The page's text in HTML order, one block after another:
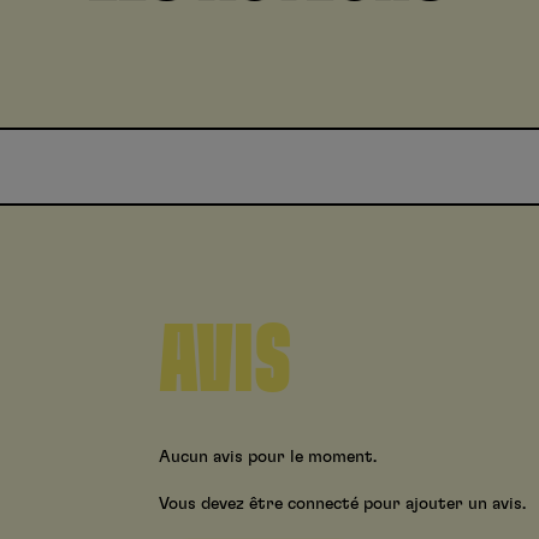
AVIS
Aucun avis pour le moment.
Vous devez être connecté pour ajouter un avis.